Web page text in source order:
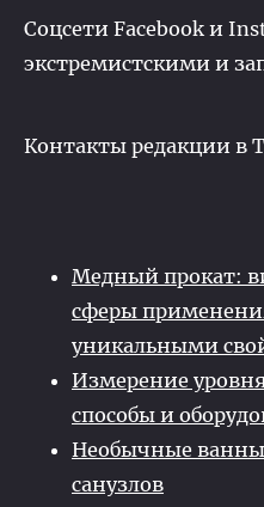
Соцсети Facebook и
экстремистскими и
Контакты редакции в
Медный прокат:
сферы
уникальными
Измерение
способы и
Необычные
санузлов